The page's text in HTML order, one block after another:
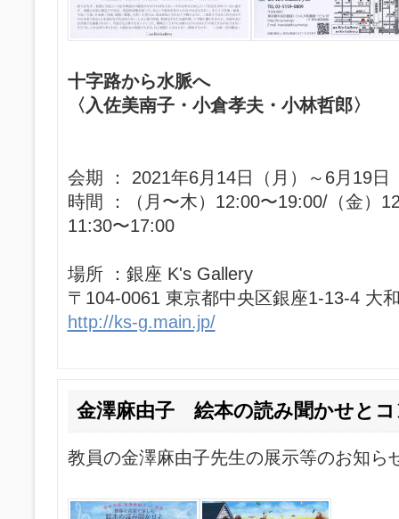
十字路から水脈へ
〈入佐美南子・小倉孝夫・小林哲郎〉
会期 ： 2021年6月14日（月）～6月19日
時間 ：（月〜木）12:00〜19:00/（金）
11:30〜17:00
場所 ：銀座 K's Gallery
〒104-0061 東京都中央区銀座1-13-4 大
http://ks-g.main.jp/
金澤麻由子 絵本の読み聞かせとコ
教員の金澤麻由子先生の展示等のお知ら